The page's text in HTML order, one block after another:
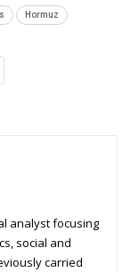
Hormuz
analyst focusing
social and
carried